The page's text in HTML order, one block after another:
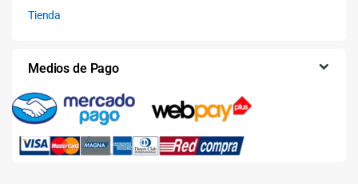
Tienda
Medios de Pago